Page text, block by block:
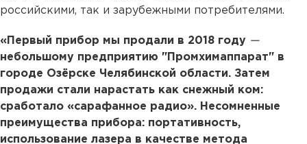
российскими, так и зарубежными потребителями.
«Первый прибор мы продали в 2018 году —
небольшому предприятию "Промхимаппарат" в
городе Озёрске Челябинской области. Затем
продажи стали нарастать как снежный ком:
сработало «сарафанное радио». Несомненные
преимущества прибора: портативность,
использование лазера в качестве метода